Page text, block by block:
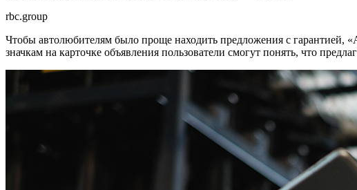
rbc.group
Чтобы автолюбителям было проще находить предложения с
значкам на карточке объявления пользователи смогут понять, что